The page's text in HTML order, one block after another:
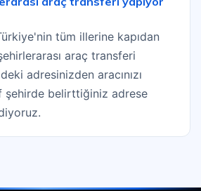
tüm illerine kapıdan
araç transferi
adresinizden aracınızı
şehirde belirttiğiniz adrese